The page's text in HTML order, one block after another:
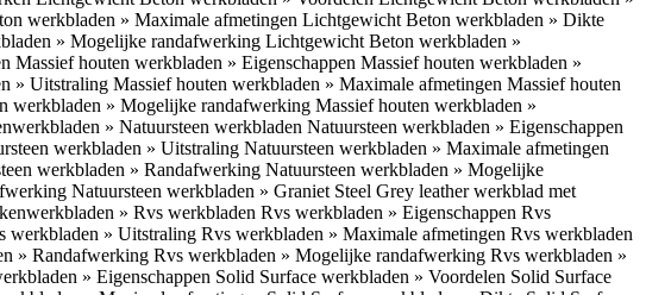
werkbladen » Maximale afmetingen Lichtgewicht Beton werkbladen » Dikte
» Mogelijke randafwerking Lichtgewicht Beton werkbladen »
Massief houten werkbladen » Eigenschappen Massief houten werkbladen »
» Uitstraling Massief houten werkbladen » Maximale afmetingen Massief houten
werkbladen » Mogelijke randafwerking Massief houten werkbladen »
» Natuursteen werkbladen Natuursteen werkbladen » Eigenschappen
werkbladen » Uitstraling Natuursteen werkbladen » Maximale afmetingen
werkbladen » Randafwerking Natuursteen werkbladen » Mogelijke
Natuursteen werkbladen » Graniet Steel Grey leather werkblad met
» Rvs werkbladen Rvs werkbladen » Eigenschappen Rvs
werkbladen » Uitstraling Rvs werkbladen » Maximale afmetingen Rvs werkbladen
» Randafwerking Rvs werkbladen » Mogelijke randafwerking Rvs werkbladen »
» Eigenschappen Solid Surface werkbladen » Voordelen Solid Surface